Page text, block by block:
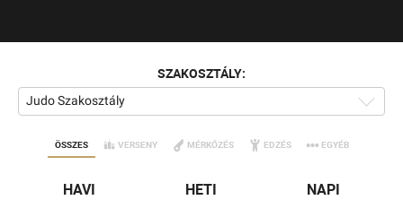
SZAKOSZTÁLY:
Judo Szakosztály
ÖSSZES VERSENY MÉRKŐZÉS EDZÉS EGYÉB
HAVI HETI NAPI